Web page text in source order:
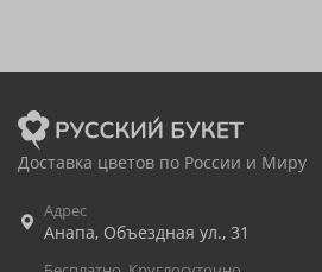
Доставка цветов по России и Миру
Адрес
Анапа, Объездная ул., 31